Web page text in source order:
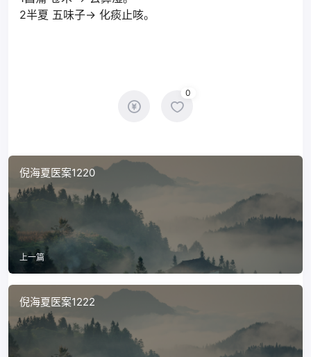
2半夏 五味子→ 化痰止咳。
0
倪海夏医案1220
上一篇
倪海夏医案1222